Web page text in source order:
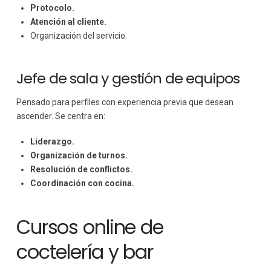
Protocolo.
Atención al cliente.
Organización del servicio.
Jefe de sala y gestión de equipos
Pensado para perfiles con experiencia previa que desean
ascender. Se centra en:
Liderazgo.
Organización de turnos.
Resolución de conflictos.
Coordinación con cocina.
Cursos online de
coctelería y bar